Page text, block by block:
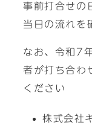
事前打合せの
当日の流れを
なお、令和7
者が打ち合わ
ください
株式会社